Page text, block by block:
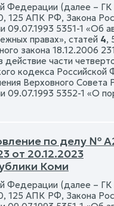
Федерации (далее –
125 АПК РФ, Закона
09.07.1993 5351-1 «Об
правах», статей 4,
закона 18.12.2006
действие части
кодекса Российской
Верховного Совета
09.07.1993 5352-1 «О
по делу №
от 20.12.2023
Коми
Федерации (далее –
125 АПК РФ, Закона